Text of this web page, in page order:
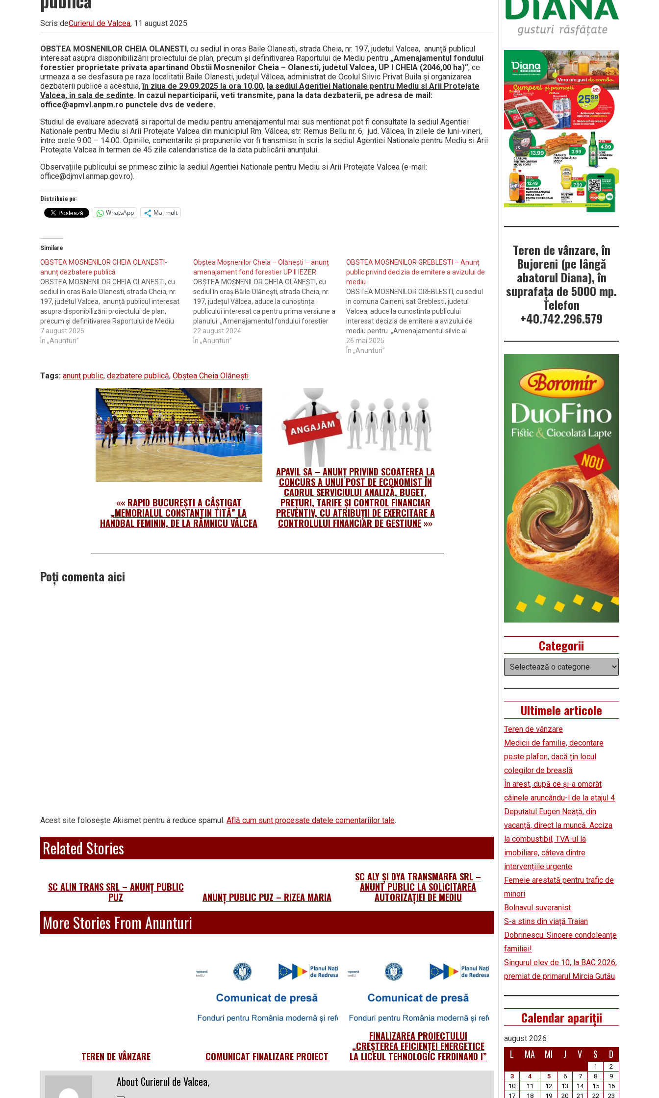
Vâlcea
Scris deCurierul de Valcea, 11 august 2025
OBSTEA MOSNENILOR CHEIA OLANESTI, cu sediul in oras Baile Olanesti, strada Cheia, nr. 197, judetul Valcea, anunță publicul
interesat asupra disponibilizării proiectului de plan, precum și definitivarea Raportului de Mediu pentru „Amenajamentul fondului
forestier proprietate privata apartinand Obstii Mosnenilor Cheia – Olanesti, judetul Valcea, UP I CHEIA (2046,00 ha)”, ce
urmeaza a se desfasura pe raza localitatii Baile Olanesti, judeţul Vâlcea, administrat de Ocolul Silvic Privat Buila și organizarea
dezbaterii publice a acestuia,în ziua de 29.09.2025 la ora 10,00, la sediul Agentiei Nationale pentru Mediu si Arii Protejate
Valcea, in sala de sedinte. In cazul neparticiparii, veti transmite, pana la data dezbaterii, pe adresa de mail:
office@apmvl.anpm.ro punctele dvs de vedere.
Studiul de evaluare adecvată si raportul de mediu pentru amenajamentul mai sus mentionat pot fi consultate la sediul Agentiei
Nationale pentru Mediu si Arii Protejate Valcea din municipiul Rm. Vâlcea, str. Remus Bellu nr. 6, jud. Vâlcea, în zilele de luni-vineri,
între orele 9:00 – 14:00. Opiniile, comentarile și propunerile vor fi transmise în scris la sediul Agentiei Nationale pentru Mediu si Arii
Protejate Valcea în termen de 45 zile calendaristice de la data publicării anunțului.
Observațiile publicului se primesc zilnic la sediul Agentiei Nationale pentru Mediu si Arii Protejate Valcea (e-mail:
office@djmvl.anmap.gov.ro).
Distribuie pe:
WhatsApp
Mai mult
Similare
OBSTEA MOSNENILOR CHEIA OLANESTI-
anunț dezbatere publică
OBSTEA MOSNENILOR CHEIA OLANESTI, cu
sediul in oras Baile Olanesti, strada Cheia, nr.
197, judetul Valcea, anunță publicul interesat
asupra disponibilizării proiectului de plan,
precum și definitivarea Raportului de Mediu
pentru „Amenajamentul fondului forestier
proprietate privata apartinand Obstii
7 august 2025
În „Anunturi”
Obștea Moșnenilor Cheia – Olănești – anunț
amenajament fond forestier UP II IEZER
OBȘTEA MOȘNENILOR CHEIA OLĂNEȘTI, cu
sediul în oraș Băile Olănești, strada Cheia, nr.
197, județul Vâlcea, aduce la cunoștința
publicului interesat ca pentru prima versiune a
planului „Amenajamentul fondului forestier
proprietate privată aparținând Obștii
Moșnenilor Cheia – Olănești, județul Vâlcea,
22 august 2024
În „Anunturi”
OBSTEA MOSNENILOR GREBLESTI – Anunț
public privind decizia de emitere a avizului de
mediu
OBSTEA MOSNENILOR GREBLESTI, cu sediul
in comuna Caineni, sat Greblesti, judetul
Valcea, aduce la cunostinta publicului
interesat decizia de emitere a avizului de
mediu pentru „Amenajamentul silvic al
fondului forestier proprietate privata
apartinand OBSTEI GREBLESTI - U.P. I
26 mai 2025
În „Anunturi”
Tags: anunț public, dezbatere publică, Obștea Cheia Olănești
«« RAPID BUCUREȘTI A CÂȘTIGAT
„MEMORIALUL CONSTANTIN TITĂ” LA
HANDBAL FEMININ, DE LA RÂMNICU VÂLCEA
APAVIL SA – ANUNȚ PRIVIND SCOATEREA LA
CONCURS A UNUI POST DE ECONOMIST ÎN
CADRUL SERVICIULUI ANALIZĂ, BUGET,
PREȚURI, TARIFE ȘI CONTROL FINANCIAR
PREVENTIV, CU ATRIBUȚII DE EXERCITARE A
CONTROLULUI FINANCIAR DE GESTIUNE »»
Poți comenta aici
Acest site folosește Akismet pentru a reduce spamul. Află cum sunt procesate datele comentariilor tale.
Related Stories
SC ALIN TRANS SRL – ANUNȚ PUBLIC
PUZ
ANUNȚ PUBLIC PUZ – RIZEA MARIA
SC ALY ȘI DYA TRANSMARFA SRL –
ANUNT PUBLIC LA SOLICITAREA
AUTORIZAȚIEI DE MEDIU
More Stories From Anunturi
TEREN DE VÂNZARE COMUNICAT FINALIZARE PROIECT
FINALIZAREA PROIECTULUI
„CREȘTEREA EFICIENȚEI ENERGETICE
LA LICEUL TEHNOLOGIC FERDINAND I”
About Curierul de Valcea,
Teren de vânzare, în
Bujoreni (pe lângă
abatorul Diana), în
suprafața de 5000 mp.
Telefon
+40.742.296.579
Categorii
Categorii
Ultimele articole
Teren de vânzare
Medicii de familie, decontare
peste plafon, dacă țin locul
colegilor de breaslă
În arest, după ce și-a omorât
câinele aruncându-l de la etajul 4
Deputatul Eugen Neață, din
vacanță, direct la muncă. Acciza
la combustibil, TVA-ul la
imobiliare, câteva dintre
intervențiile urgente
Femeie arestată pentru trafic de
minori
Bolnavul suveranist
S-a stins din viață Traian
Dobrinescu. Sincere condoleanțe
familiei!
Singurul elev de 10, la BAC 2026,
premiat de primarul Mircia Gutău
Calendar apariții
august 2026
L MA MI J V S D
1
2
3
4 5 6 7 8
9
10
11 12 13 14 15
16
17
18 19 20 21 22
23